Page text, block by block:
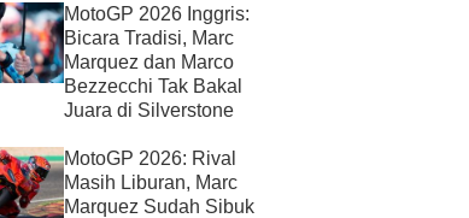
MotoGP 2026 Inggris:
Bicara Tradisi, Marc
Marquez dan Marco
Bezzecchi Tak Bakal
Juara di Silverstone
MotoGP 2026: Rival
Masih Liburan, Marc
Marquez Sudah Sibuk